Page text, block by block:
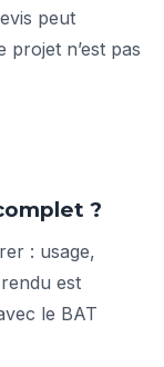
peut
n’est pas
?
: usage,
est
le BAT